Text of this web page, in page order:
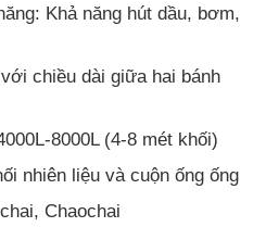
điện
Khả năng hút dầu, bơm,
chiều dài giữa hai bánh
8000L (4-8 mét khối)
nhiên liệu và cuộn ống ống
Chaochai